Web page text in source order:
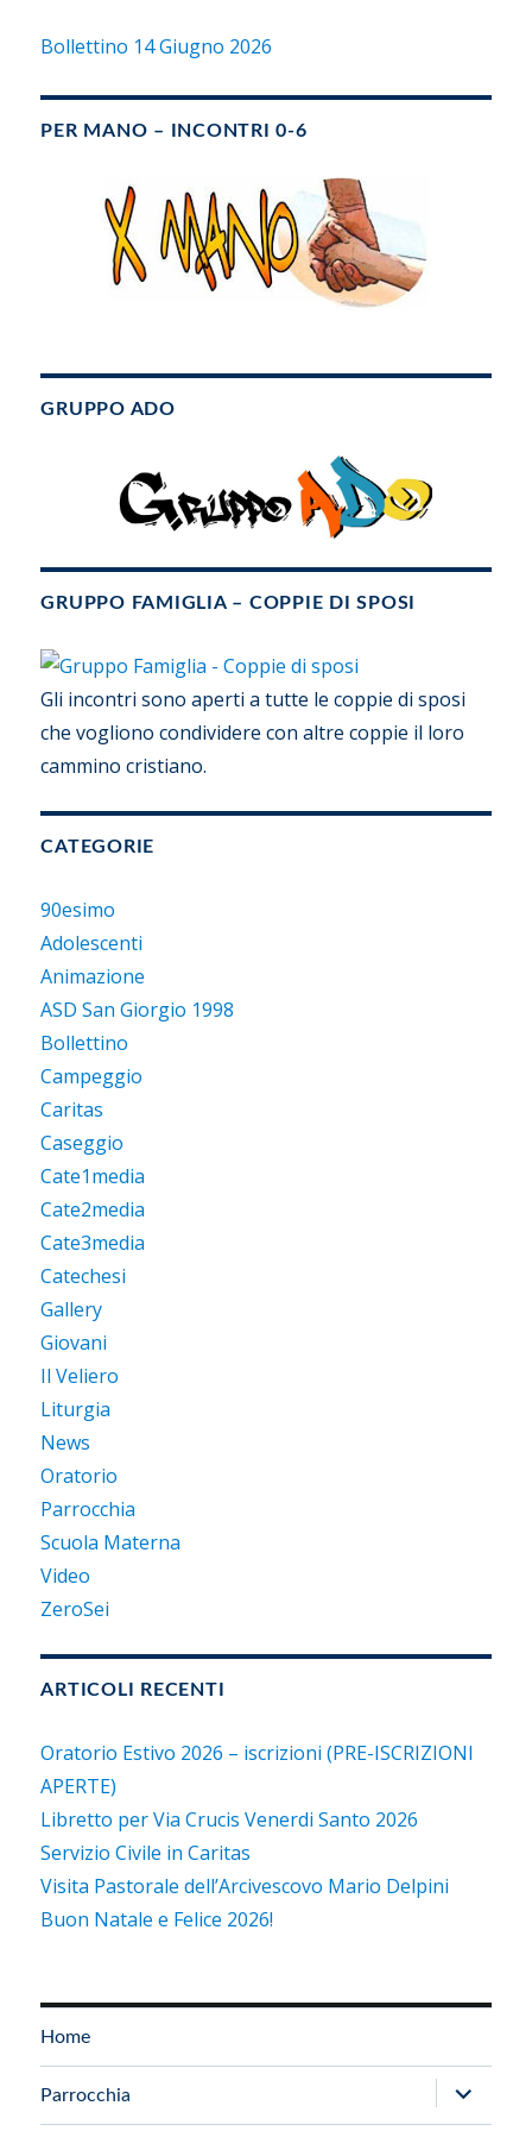
Bollettino 14 Giugno 2026
PER MANO – INCONTRI 0-6
GRUPPO ADO
GRUPPO FAMIGLIA – COPPIE DI SPOSI
Gli incontri sono aperti a tutte le coppie di sposi
che vogliono condividere con altre coppie il loro
cammino cristiano.
CATEGORIE
90esimo
Adolescenti
Animazione
ASD San Giorgio 1998
Bollettino
Campeggio
Caritas
Caseggio
Cate1media
Cate2media
Cate3media
Catechesi
Gallery
Giovani
Il Veliero
Liturgia
News
Oratorio
Parrocchia
Scuola Materna
Video
ZeroSei
ARTICOLI RECENTI
Oratorio Estivo 2026 – iscrizioni (PRE-ISCRIZIONI
APERTE)
Libretto per Via Crucis Venerdi Santo 2026
Servizio Civile in Caritas
Visita Pastorale dell’Arcivescovo Mario Delpini
Buon Natale e Felice 2026!
Home
Parrocchia
apri